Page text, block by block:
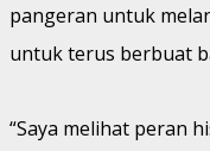
pangeran untuk
untuk terus berbuat
“Saya melihat peran